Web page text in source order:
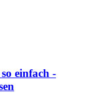
einfach -